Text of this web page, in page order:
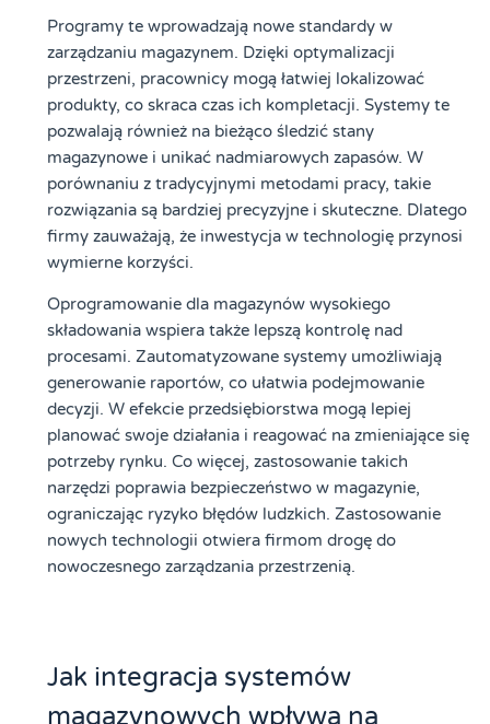
Programy te wprowadzają nowe standardy w
zarządzaniu magazynem. Dzięki optymalizacji
przestrzeni, pracownicy mogą łatwiej lokalizować
produkty, co skraca czas ich kompletacji. Systemy te
pozwalają również na bieżąco śledzić stany
magazynowe i unikać nadmiarowych zapasów. W
porównaniu z tradycyjnymi metodami pracy, takie
rozwiązania są bardziej precyzyjne i skuteczne. Dlatego
firmy zauważają, że inwestycja w technologię przynosi
wymierne korzyści.
Oprogramowanie dla magazynów wysokiego
składowania wspiera także lepszą kontrolę nad
procesami. Zautomatyzowane systemy umożliwiają
generowanie raportów, co ułatwia podejmowanie
decyzji. W efekcie przedsiębiorstwa mogą lepiej
planować swoje działania i reagować na zmieniające się
potrzeby rynku. Co więcej, zastosowanie takich
narzędzi poprawia bezpieczeństwo w magazynie,
ograniczając ryzyko błędów ludzkich. Zastosowanie
nowych technologii otwiera firmom drogę do
nowoczesnego zarządzania przestrzenią.
Jak integracja systemów
magazynowych wpływa na